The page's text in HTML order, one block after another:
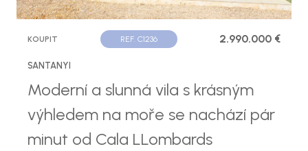
KOUPIT REF. C1236 2.990.000 €
SANTANYI
Moderní a slunná vila s krásným
výhledem na moře se nachází pár
minut od Cala LLombards